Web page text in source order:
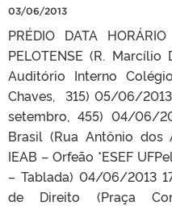
03/06/2013
PRÉDIO DATA
PELOTENSE (R.
Auditório Interno
Chaves, 315) 05/06/
setembro, 455) 04/06/
Brasil (Rua Antônio
IEAB – Orfeão *ESEF
– Tablada) 04/06/2013
de Direito (Praça